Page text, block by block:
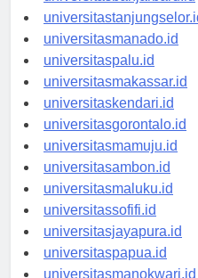
universitasbanjarbaru.id
universitastanjungselor.id
universitasmanado.id
universitaspalu.id
universitasmakassar.id
universitaskendari.id
universitasgorontalo.id
universitasmamuju.id
universitasambon.id
universitasmaluku.id
universitassofifi.id
universitasjayapura.id
universitaspapua.id